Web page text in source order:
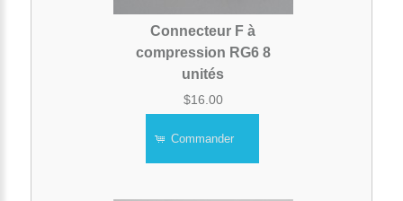
Connecteur F à
compression RG6 8
unités
$16.00
Commander